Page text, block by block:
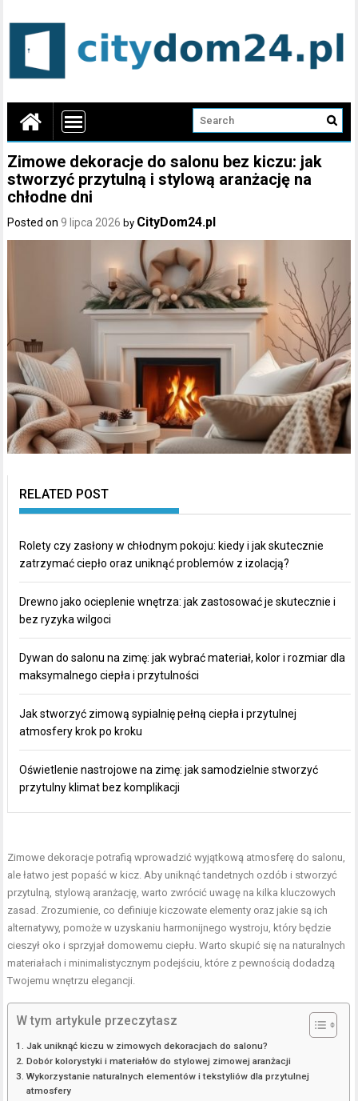
Zimowe dekoracje do salonu bez kiczu: jak
stworzyć przytulną i stylową aranżację na
chłodne dni
Posted on9 lipca 2026 by CityDom24.pl
RELATED POST
Rolety czy zasłony w chłodnym pokoju: kiedy i jak skutecznie
zatrzymać ciepło oraz uniknąć problemów z izolacją?
Drewno jako ocieplenie wnętrza: jak zastosować je skutecznie i
bez ryzyka wilgoci
Dywan do salonu na zimę: jak wybrać materiał, kolor i rozmiar dla
maksymalnego ciepła i przytulności
Jak stworzyć zimową sypialnię pełną ciepła i przytulnej
atmosfery krok po kroku
Oświetlenie nastrojowe na zimę: jak samodzielnie stworzyć
przytulny klimat bez komplikacji
Zimowe dekoracje potrafią wprowadzić wyjątkową atmosferę do salonu,
ale łatwo jest popaść w kicz. Aby uniknąć tandetnych ozdób i stworzyć
przytulną, stylową aranżację, warto zwrócić uwagę na kilka kluczowych
zasad. Zrozumienie, co definiuje kiczowate elementy oraz jakie są ich
alternatywy, pomoże w uzyskaniu harmonijnego wystroju, który będzie
cieszył oko i sprzyjał domowemu ciepłu. Warto skupić się na naturalnych
materiałach i minimalistycznym podejściu, które z pewnością dodadzą
Twojemu wnętrzu elegancji.
W tym artykule przeczytasz
Jak uniknąć kiczu w zimowych dekoracjach do salonu?
Dobór kolorystyki i materiałów do stylowej zimowej aranżacji
Wykorzystanie naturalnych elementów i tekstyliów dla przytulnej
atmosfery